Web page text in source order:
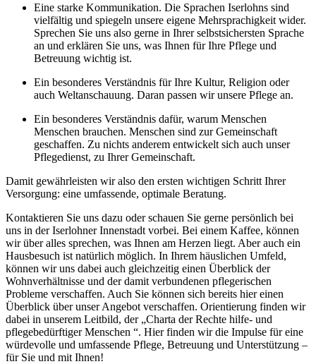
Eine starke Kommunikation. Die Sprachen Iserlohns sind
vielfältig und spiegeln unsere eigene Mehrsprachigkeit wider.
Sprechen Sie uns also gerne in Ihrer selbstsichersten Sprache
an und erklären Sie uns, was Ihnen für Ihre Pflege und
Betreuung wichtig ist.
Ein besonderes Verständnis für Ihre Kultur, Religion oder
auch Weltanschauung. Daran passen wir unsere Pflege an.
Ein besonderes Verständnis dafür, warum Menschen
Menschen brauchen. Menschen sind zur Gemeinschaft
geschaffen. Zu nichts anderem entwickelt sich auch unser
Pflegedienst, zu Ihrer Gemeinschaft.
Damit gewährleisten wir also den ersten wichtigen Schritt Ihrer
Versorgung: eine umfassende, optimale Beratung.
Kontaktieren Sie uns dazu oder schauen Sie gerne persönlich bei
uns in der Iserlohner Innenstadt vorbei. Bei einem Kaffee, können
wir über alles sprechen, was Ihnen am Herzen liegt. Aber auch ein
Hausbesuch ist natürlich möglich. In Ihrem häuslichen Umfeld,
können wir uns dabei auch gleichzeitig einen Überblick der
Wohnverhältnisse und der damit verbundenen pflegerischen
Probleme verschaffen. Auch Sie können sich bereits hier einen
Überblick über unser Angebot verschaffen. Orientierung finden wir
dabei in unserem Leitbild, der „Charta der Rechte hilfe- und
pflegebedürftiger Menschen “. Hier finden wir die Impulse für eine
würdevolle und umfassende Pflege, Betreuung und Unterstützung –
für Sie und mit Ihnen!